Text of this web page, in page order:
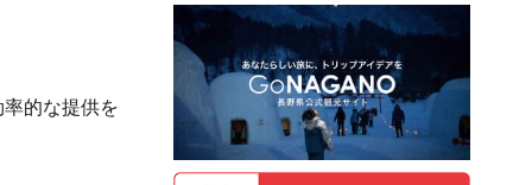
的な提供を